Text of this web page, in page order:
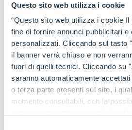
Questo sito web utilizza i cookie
“Questo sito web utilizza i cookie
fine di fornire annunci pubblicitari e
personalizzati. Cliccando sul tasto
il banner verrà chiuso e non
fuori di quelli tecnici. Cliccando su
saranno automaticamente
o terza parte presenti sul sito, i
momento consultabili, con la